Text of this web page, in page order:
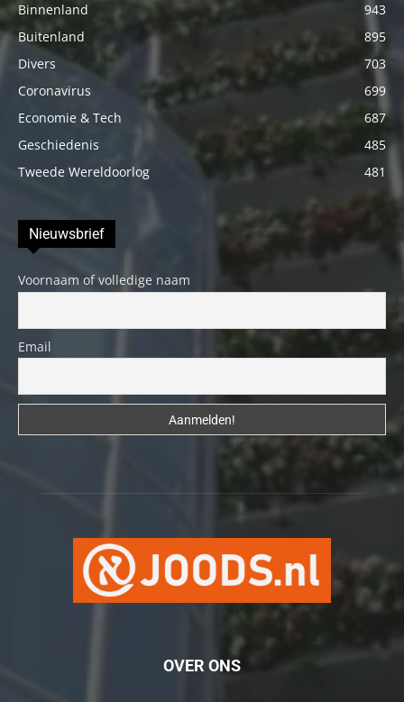
Binnenland
943
Buitenland
895
Divers
703
Coronavirus
699
Economie & Tech
687
Geschiedenis
485
Tweede Wereldoorlog
481
Nieuwsbrief
Voornaam of volledige naam
Email
OVER ONS